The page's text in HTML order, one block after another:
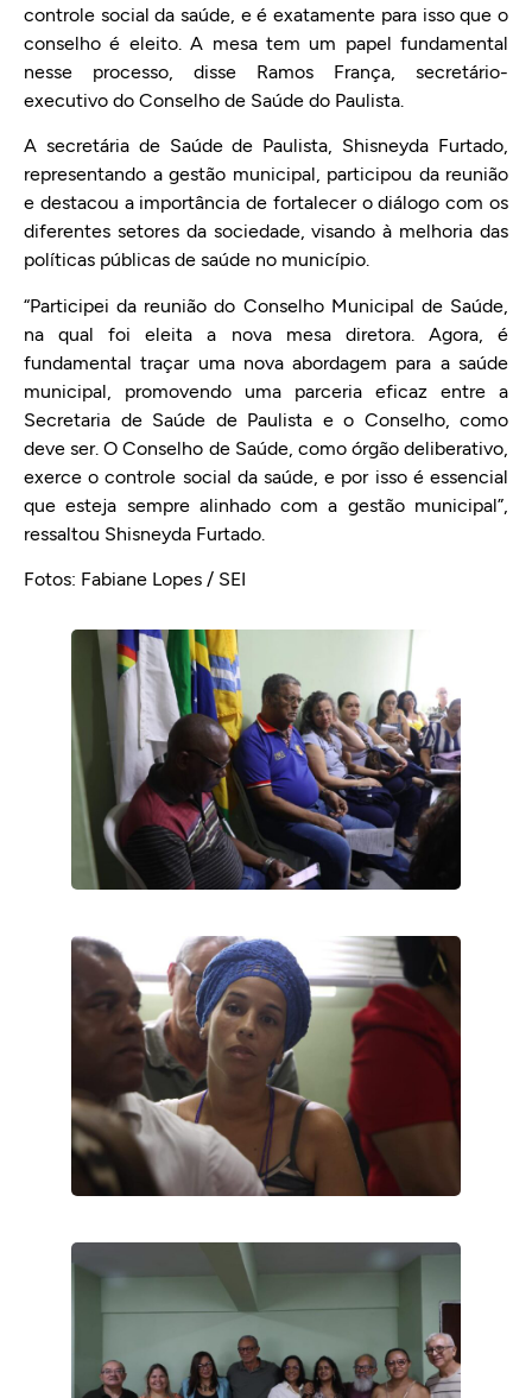
controle social da saúde, e é exatamente para isso que o
conselho é eleito. A mesa tem um papel fundamental
nesse processo, disse Ramos França, secretário-
executivo do Conselho de Saúde do Paulista.
A secretária de Saúde de Paulista, Shisneyda Furtado,
representando a gestão municipal, participou da reunião
e destacou a importância de fortalecer o diálogo com os
diferentes setores da sociedade, visando à melhoria das
políticas públicas de saúde no município.
“Participei da reunião do Conselho Municipal de Saúde,
na qual foi eleita a nova mesa diretora. Agora, é
fundamental traçar uma nova abordagem para a saúde
municipal, promovendo uma parceria eficaz entre a
Secretaria de Saúde de Paulista e o Conselho, como
deve ser. O Conselho de Saúde, como órgão deliberativo,
exerce o controle social da saúde, e por isso é essencial
que esteja sempre alinhado com a gestão municipal”,
ressaltou Shisneyda Furtado.
Fotos: Fabiane Lopes / SEI